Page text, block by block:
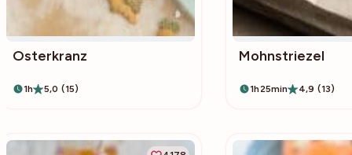
Osterkranz
1h 5,0 (15)
Mohnstriezel
1h25min 4,9 (13)